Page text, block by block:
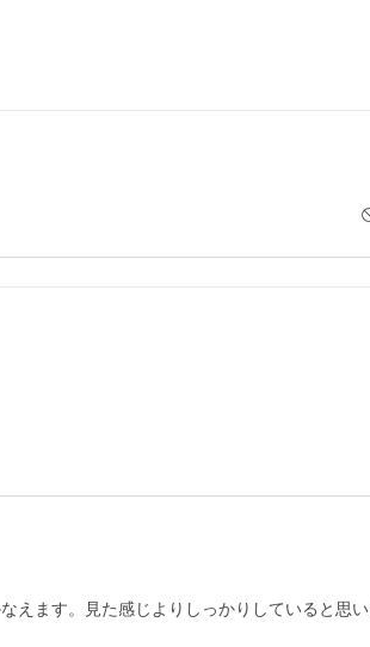
えます。見た感じよりしっかりしていると思